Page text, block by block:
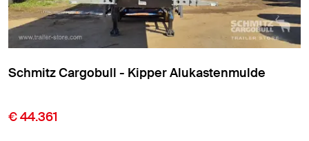
Meierling - Kipper Alukastenmulde
€ 6.900